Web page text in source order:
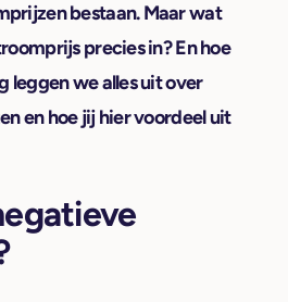
bestaan. Maar wat
precies in? En hoe
leggen we alles uit over
en hoe jij hier voordeel uit